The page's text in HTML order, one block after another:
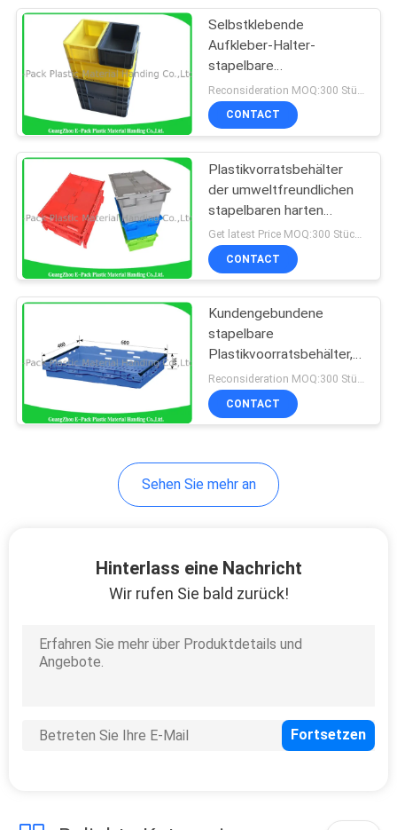
Selbstklebende
Aufkleber-Halter-
stapelbare
Plastikvorratsbehälter,
Europlastikmagazine
CONTACT
Plastikvorratsbehälter
der umweltfreundlichen
stapelbaren harten
Beanspruchung mit
befestigten Deckeln
Get latest Price MOQ:300 Stücke
CONTACT
Kundengebundene
stapelbare
Plastikvoorratsbehälter,
zusammenklappbare
Plastikkisten mit Deckeln
Reconsideration MOQ:300 Stücke
CONTACT
Sehen Sie mehr an
Hinterlass eine Nachricht
Wir rufen Sie bald zurück!